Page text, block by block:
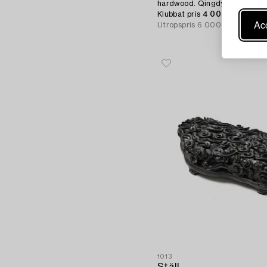
hardwood. Qingdynastin,
Klubbat pris 4 000 SEK
Utropspris 6 000 - 8 000
1013